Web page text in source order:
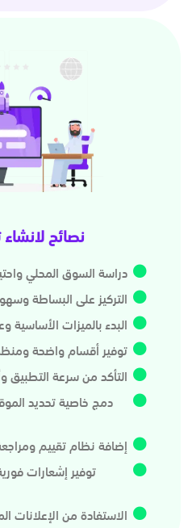
نصائح
دراسة السوق المحلي
التركيز على البساطة
البدء بالميزات الأساسية
توفير أقسام واضحة
التأكد من سرعة التطبيق
دمج خاصية تحديد
إضافة نظام تقييم
توفير إشعارات
الاستفادة من